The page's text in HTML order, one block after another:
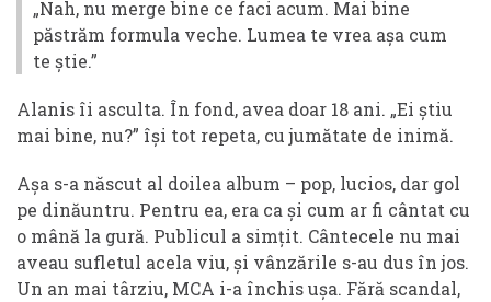
„Nah, nu merge bine ce faci acum. Mai bine
păstrăm formula veche. Lumea te vrea așa cum
te știe.”
Alanis îi asculta. În fond, avea doar 18 ani. „Ei știu
mai bine, nu?” își tot repeta, cu jumătate de inimă.
Așa s-a născut al doilea album – pop, lucios, dar gol
pe dinăuntru. Pentru ea, era ca și cum ar fi cântat cu
o mână la gură. Publicul a simțit. Cântecele nu mai
aveau sufletul acela viu, și vânzările s-au dus în jos.
Un an mai târziu, MCA i-a închis ușa. Fără scandal,